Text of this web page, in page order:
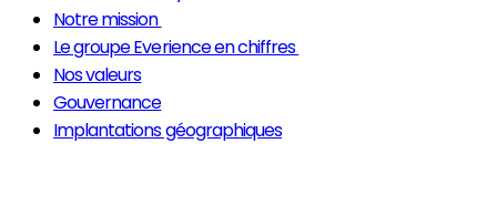
Notre mission
Le groupe Everience en chiffres
Nos valeurs
Gouvernance
Implantations géographiques